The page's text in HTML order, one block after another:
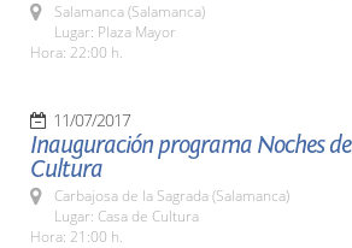
Salamanca (Salamanca)
Lugar: Plaza Mayor
Hora: 22:00 h.
11/07/2017
Inauguración programa Noches de
Cultura
Carbajosa de la Sagrada (Salamanca)
Lugar: Casa de Cultura
Hora: 21:00 h.